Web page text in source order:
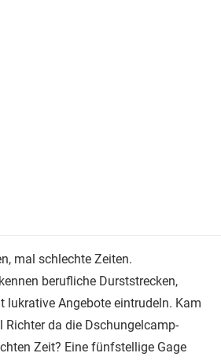
mal schlechte Zeiten.
berufliche Durststrecken,
lukrative Angebote eintrudeln. Kam
Richter da die Dschungelcamp-
Zeit? Eine fünfstellige Gage